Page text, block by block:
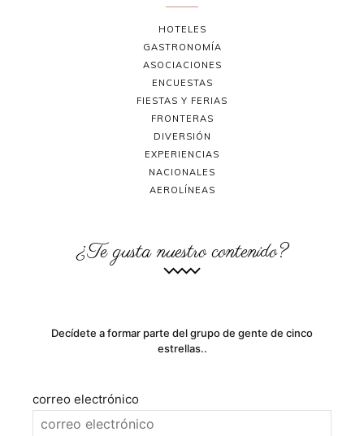
HOTELES
GASTRONOMÍA
ASOCIACIONES
ENCUESTAS
FIESTAS Y FERIAS
FRONTERAS
DIVERSIÓN
EXPERIENCIAS
NACIONALES
AEROLÍNEAS
¿Te gusta nuestro contenido?
Decídete a formar parte del grupo de gente de cinco
estrellas..
correo electrónico